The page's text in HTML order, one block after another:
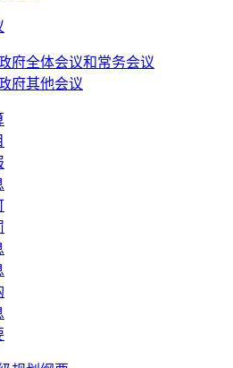
府全体会议和常务会议
府其他会议